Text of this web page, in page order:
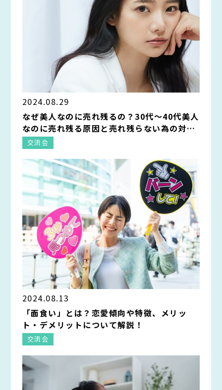
2024.08.29
なぜ美人なのに売れ残るの？30代～40代美人
なのに売れ残る原因と売れ残らない為の対処
法交流会
2024.08.13
「面食い」とは？恋愛傾向や特徴、メリッ
ト・デメリットについて解説！
交流会